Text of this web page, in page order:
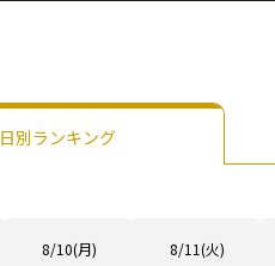
日別ランキング
8/10(月) 8/11(火)